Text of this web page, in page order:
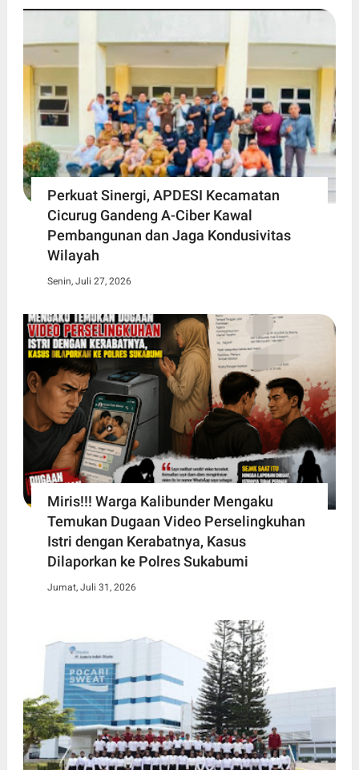
Perkuat Sinergi, APDESI Kecamatan
Cicurug Gandeng A-Ciber Kawal
Pembangunan dan Jaga Kondusivitas
Wilayah
Senin, Juli 27, 2026
Miris!!! Warga Kalibunder Mengaku
Temukan Dugaan Video Perselingkuhan
Istri dengan Kerabatnya, Kasus
Dilaporkan ke Polres Sukabumi
Jumat, Juli 31, 2026